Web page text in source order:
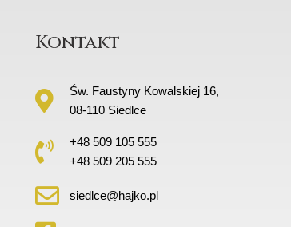
Kontakt
Św. Faustyny Kowalskiej 16,
08-110 Siedlce
+48 509 105 555
+48 509 205 555
siedlce@hajko.pl